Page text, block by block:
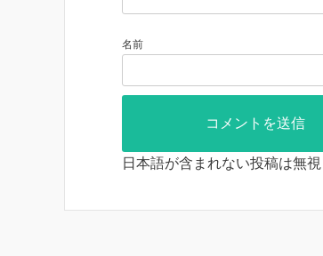
名前
日本語が含まれない投稿は無